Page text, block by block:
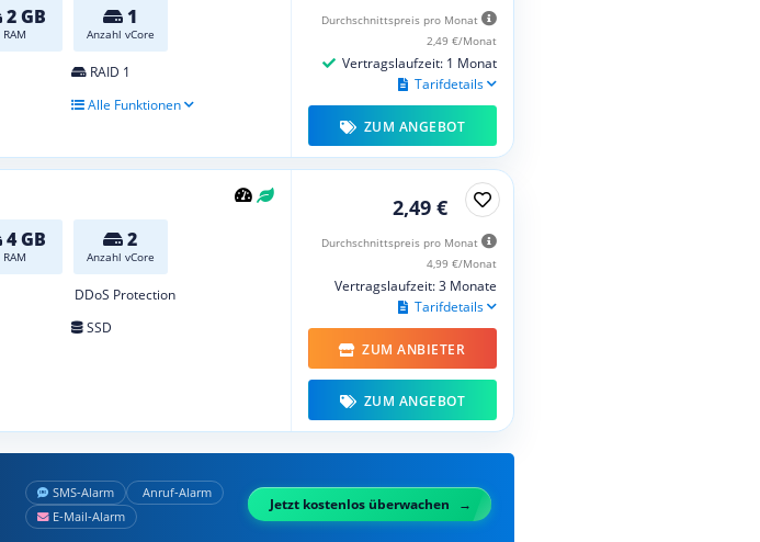
2 GB
RAM
1
Anzahl vCore
RAID 1
Alle Funktionen
Durchschnittspreis pro Monat
2,49 €/Monat
Vertragslaufzeit: 1 Monat
Tarifdetails
ZUM ANGEBOT
4 GB
RAM
2
Anzahl vCore
DDoS Protection
SSD
2,49 €
Durchschnittspreis pro Monat
4,99 €/Monat
Vertragslaufzeit: 3 Monate
Tarifdetails
ZUM ANBIETER
ZUM ANGEBOT
SMS‑Alarm
Anruf‑Alarm
E‑Mail‑Alarm
Jetzt kostenlos überwachen